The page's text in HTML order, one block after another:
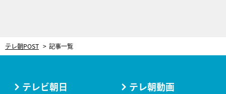
テレ朝POST 記事一覧
テレビ朝日 テレ朝動画